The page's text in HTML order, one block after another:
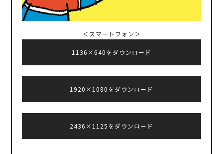
＜スマートフォン＞
1136×640をダウンロード
1920×1080をダウンロード
2436×1125をダウンロード